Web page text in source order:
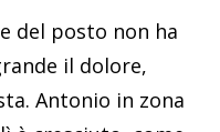
del posto non ha
il dolore,
Antonio in zona